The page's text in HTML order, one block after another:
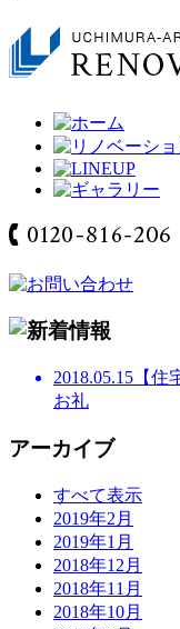
2018.05.15 【
お礼
アーカイブ
すべて表示
2019年2月
2019年1月
2018年12月
2018年11月
2018年10月